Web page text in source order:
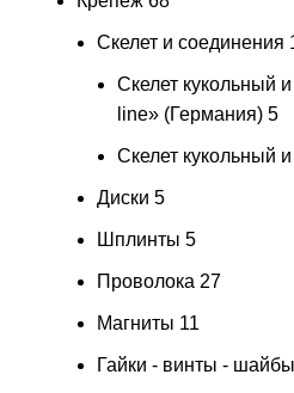
Скелет и соединения
Скелет кукольный
line» (Германия) 5
Скелет кукольный
Диски 5
Шплинты 5
Проволока 27
Магниты 11
Гайки - винты - шайбы